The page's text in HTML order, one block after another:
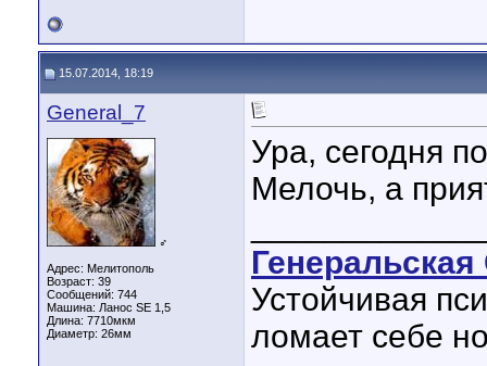
15.07.2014, 18:19
General_7
♂
Адрес: Мелитополь
Возраст: 39
Сообщений: 744
Машина: Ланос SE 1,5
Длина: 7710мкм
Диаметр: 26мм
Ура, сегодня
Мелочь, а
Устойчивая
ломает себе